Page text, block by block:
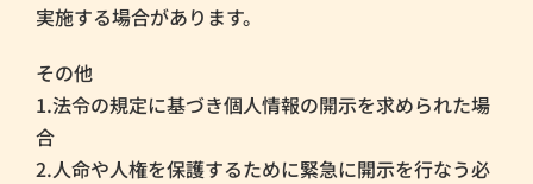
実施する場合があります。
その他
1.法令の規定に基づき個人情報の開示を求められた場
合
2.人命や人権を保護するために緊急に開示を行なう必